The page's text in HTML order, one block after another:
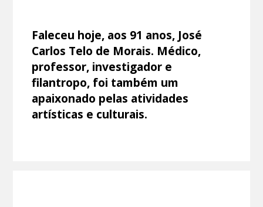
Faleceu hoje, aos 91 anos, José
Carlos Telo de Morais. Médico,
professor, investigador e
filantropo, foi também um
apaixonado pelas atividades
artísticas e culturais.